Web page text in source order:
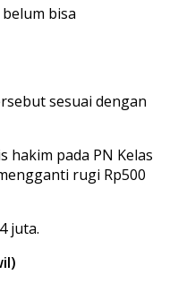
bisa
sesuai dengan
hakim pada PN Kelas
rugi Rp500
juta.